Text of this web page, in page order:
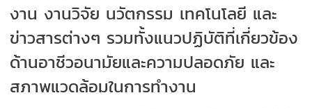
งาน งานวิจัย นวัตกรรม เทคโนโลยี และ
ข่าวสารต่างๆ รวมทั้งแนวปฏิบัติที่เกี่ยวข้อง
ด้านอาชีวอนามัยและความปลอดภัย และ
สภาพแวดล้อมในการทำงาน